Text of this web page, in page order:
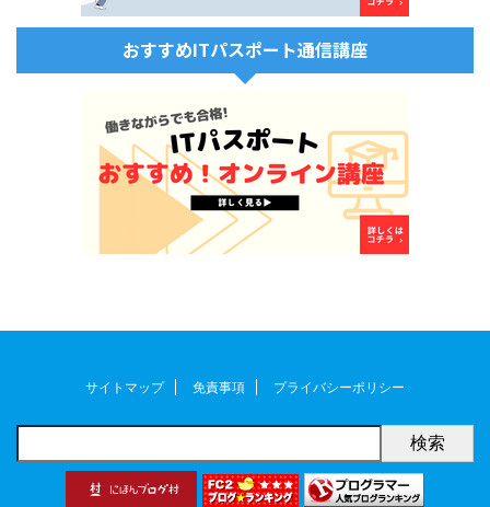
おすすめITパスポート通信講座
サイトマップ 免責事項 プライバシーポリシー
検索